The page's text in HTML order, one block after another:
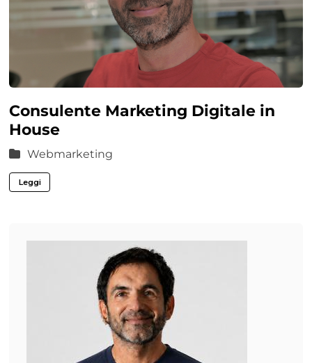
Consulente Marketing Digitale in
House
Webmarketing
Leggi